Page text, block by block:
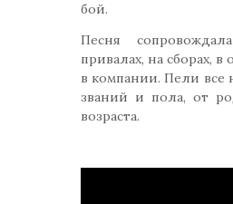
бой.
Песня
привалах, на сборах, в
в компании. Пели все
званий и пола, от
возраста.